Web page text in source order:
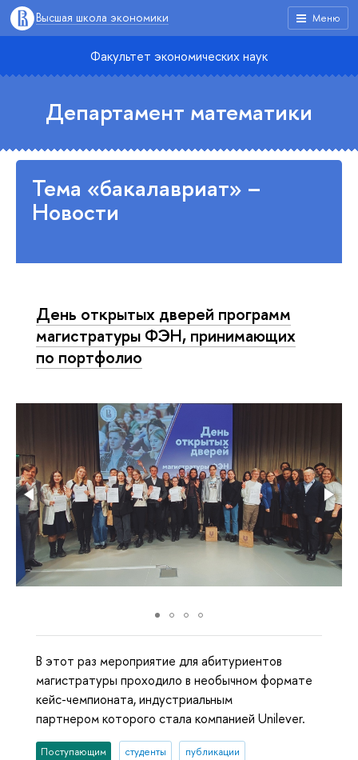
Меню
Высшая школа экономики
Факультет экономических наук
Департамент математики
Тема «бакалавриат» –
Новости
День открытых дверей программ
магистратуры ФЭН, принимающих
по портфолио
В этот раз мероприятие для абитуриентов
магистратуры проходило в необычном формате
кейс-чемпионата, индустриальным
партнером которого стала компанией Unilever.
Поступающим студенты публикации